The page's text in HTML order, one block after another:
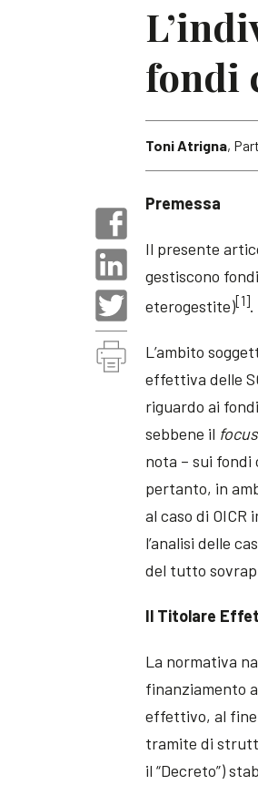
fondi
Toni Atrigna,
Premessa
Il presente
gestiscono
eterogestite)[1].
L’ambito
effettiva delle
riguardo ai
sebbene il focus
nota – sui fondi
pertanto, in
al caso di
l’analisi delle
del tutto
Il Titolare
La normativa
finanziamento
effettivo, al
tramite di
il “Decreto”)